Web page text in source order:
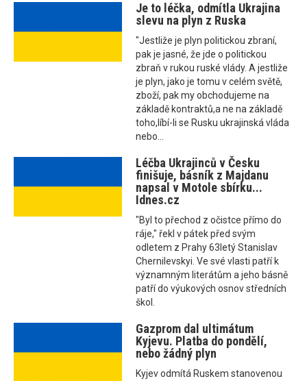
Je to léčka, odmítla Ukrajina
slevu na plyn z Ruska
"Jestliže je plyn politickou zbraní,
pak je jasné, že jde o politickou
zbraň v rukou ruské vlády. A jestliže
je plyn, jako je tomu v celém světě,
zboží, pak my obchodujeme na
základě kontraktů,a ne na základě
toho,líbí-li se Rusku ukrajinská vláda
nebo...
Léčba Ukrajinců v Česku
finišuje, básník z Majdanu
napsal v Motole sbírku...
Idnes.cz
"Byl to přechod z očistce přímo do
ráje," řekl v pátek před svým
odletem z Prahy 63letý Stanislav
Chernilevskyi. Ve své vlasti patří k
významným literátům a jeho básně
patří do výukových osnov středních
škol.
Gazprom dal ultimátum
Kyjevu. Platba do pondělí,
nebo žádný plyn
Kyjev odmítá Ruskem stanovenou